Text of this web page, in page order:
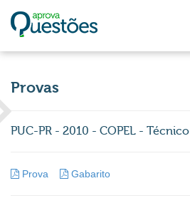
Provas
PUC-PR - 2010 - COPEL -
Prova Gabarito